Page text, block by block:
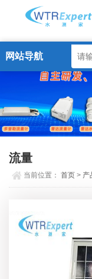
网站导航
流量
当前位置：首页 > 产